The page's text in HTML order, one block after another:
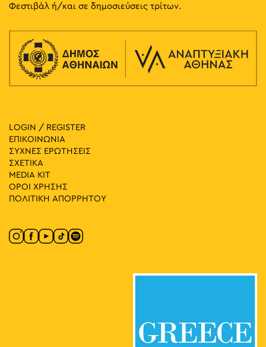
Φεστιβάλ ή/και σε δημοσιεύσεις τρίτων.
LOGIN / REGISTER
ΕΠΙΚΟΙΝΩΝΙΑ
ΣΥΧΝΕΣ ΕΡΩΤΗΣΕΙΣ
ΣΧΕΤΙΚΑ
MEDIA ΚIT
ΟΡΟΙ ΧΡΗΣΗΣ
ΠΟΛΙΤΙΚΗ ΑΠΟΡΡΗΤΟΥ